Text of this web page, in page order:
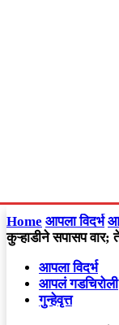
Home आपला विदर्भ
कुऱ्हाडीने सपासप वार;
आपला विदर्भ
आपलं गडचिरोली
गुन्हेवृत्त